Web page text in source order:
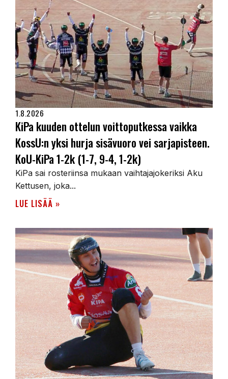
1.8.2026
KiPa kuuden ottelun voittoputkessa vaikka
KossU:n yksi hurja sisävuoro vei sarjapisteen.
KoU-KiPa 1-2k (1-7, 9-4, 1-2k)
KiPa sai rosteriinsa mukaan vaihtajajokeriksi Aku
Kettusen, joka...
LUE LISÄÄ »